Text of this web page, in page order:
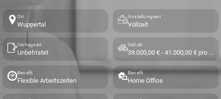
Ort
Wuppertal
Anstellungsart
Vollzeit
Vertragsart
Unbefristet
Gehalt
39.000,00 € - 41.000,00 € pro Jahr
Benefit
Flexible Arbeitszeiten
Benefit
Home Office